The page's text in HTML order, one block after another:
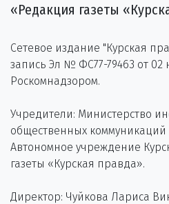
«Редакция газеты
Сетевое издание "Курская
запись Эл № ФС77-79463 от 02
Роскомнадзором.
Учредители: Министерство
общественных коммуникаций
Автономное учреждение
газеты «Курская правда».
Директор: Чуйкова Лариса